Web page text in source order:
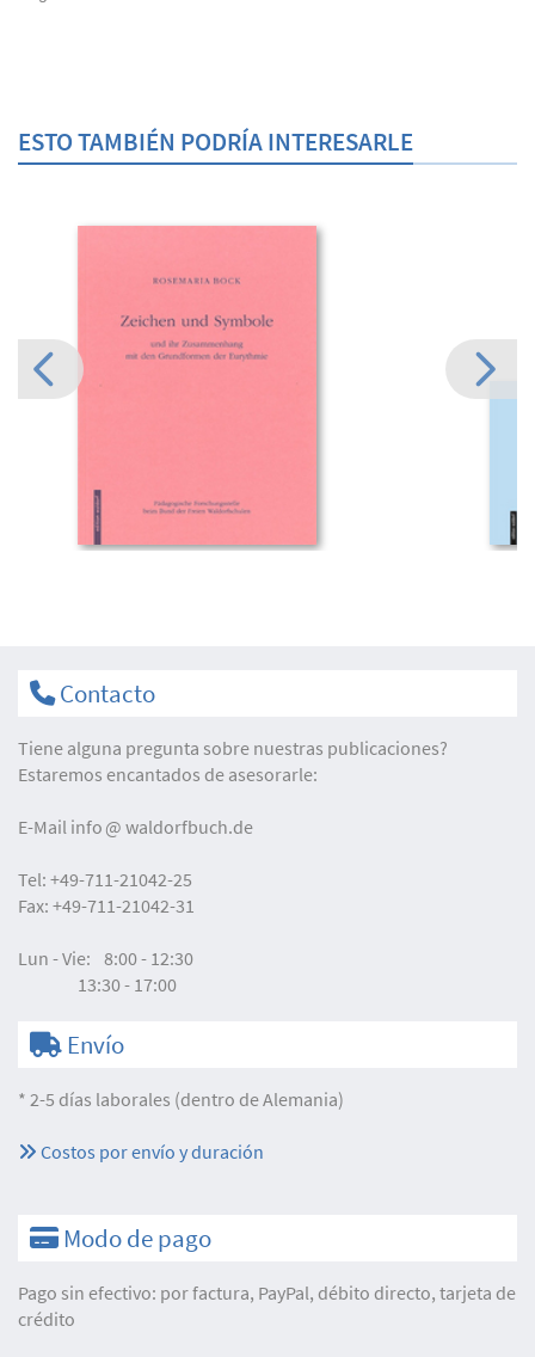
ESTO TAMBIÉN PODRÍA INTERESARLE
Contacto
Tiene alguna pregunta sobre nuestras publicaciones?
Estaremos encantados de asesorarle:
E-Mail info waldorfbuch.de
Tel: +49-711-21042-25
Fax: +49-711-21042-31
Lun - Vie: 8:00 - 12:30
13:30 - 17:00
Envío
* 2-5 días laborales (dentro de Alemania)
Costos por envío y duración
Modo de pago
Pago sin efectivo: por factura, PayPal, débito directo, tarjeta de
crédito